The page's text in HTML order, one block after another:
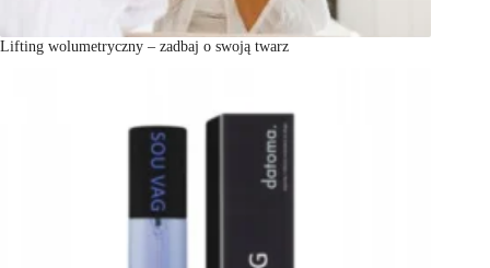
Lifting wolumetryczny – zadbaj o swoją twarz